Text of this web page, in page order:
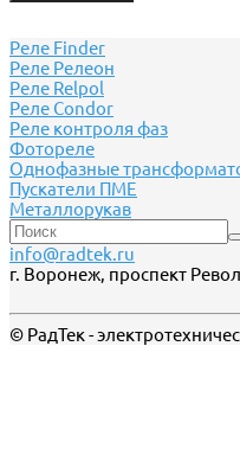
Реле Finder
Реле Релеон
Реле Relpol
Реле Сondor
Реле контроля фаз
Фотореле
Однофазные
Пускатели ПМЕ
Металлорукав
info@radtek.ru
г. Воронеж, проспект
© РадТек -